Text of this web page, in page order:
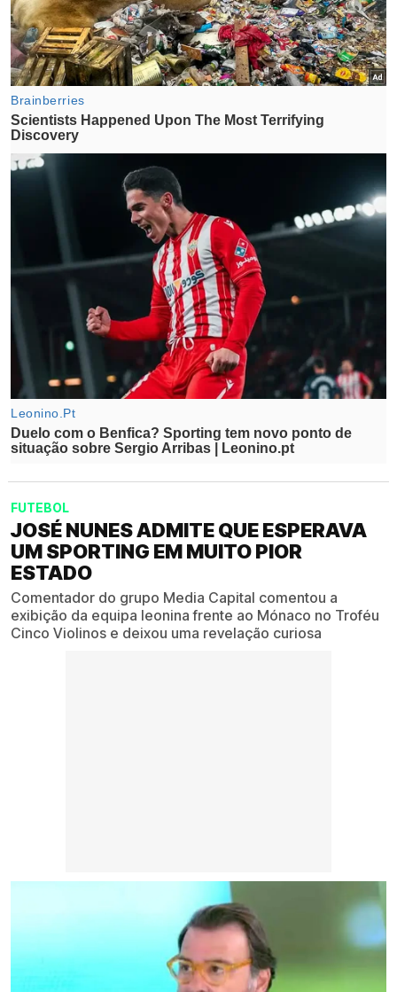
FUTEBOL
JOSÉ NUNES ADMITE QUE ESPERAVA
UM SPORTING EM MUITO PIOR
ESTADO
Comentador do grupo Media Capital comentou a
exibição da equipa leonina frente ao Mónaco no Troféu
Cinco Violinos e deixou uma revelação curiosa